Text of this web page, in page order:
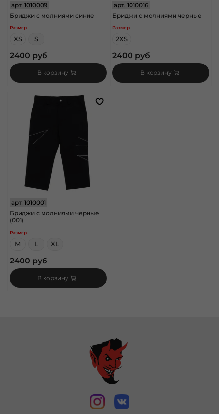
арт. 1010009
Бриджи с молниями синие
Размер
XS S
2400 руб
В корзину
арт.1010016
Бриджи с молниями черные
Размер
2XS
2400 руб
В корзину
арт. 1010001
Бриджи с молниями черные
(001)
Размер
M L XL
2400 руб
В корзину